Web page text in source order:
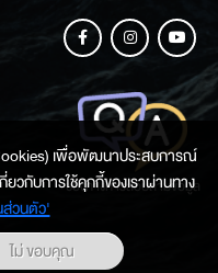
ช่องทางการสอบถามข้อมูล
เพื่อพัฒนาประสบการณ์
วกับการใช้คุกกี้ของเราผ่านทาง
ส่วนตัว'
ไม่ ขอบคุณ